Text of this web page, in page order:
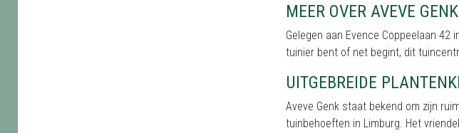
MEER OVER AVEVE GENK
Gelegen aan Evence Coppeelaan 42
tuinier bent of net begint, dit
UITGEBREIDE
Aveve Genk staat bekend om zijn
tuinbehoeften in Limburg. Het